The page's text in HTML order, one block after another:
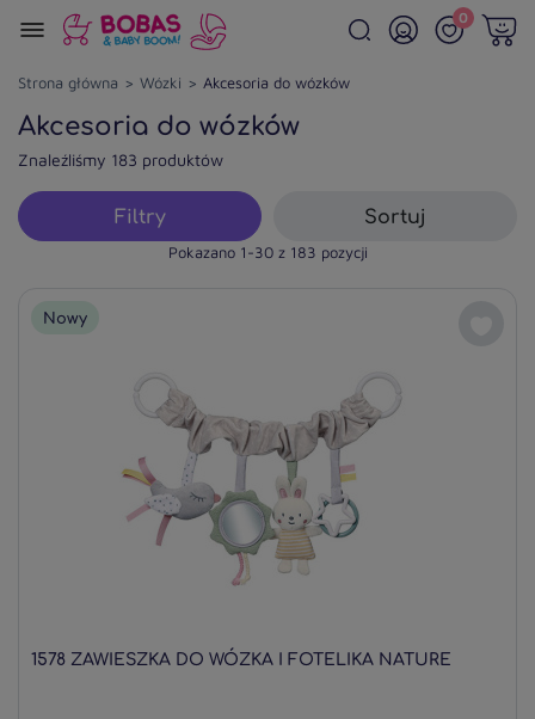
0
Strona główna Wózki Akcesoria do wózków
Akcesoria do wózków
Znaleźliśmy 183 produktów
Filtry Sortuj
Pokazano 1-30 z 183 pozycji
Nowy
1578 ZAWIESZKA DO WÓZKA I FOTELIKA NATURE